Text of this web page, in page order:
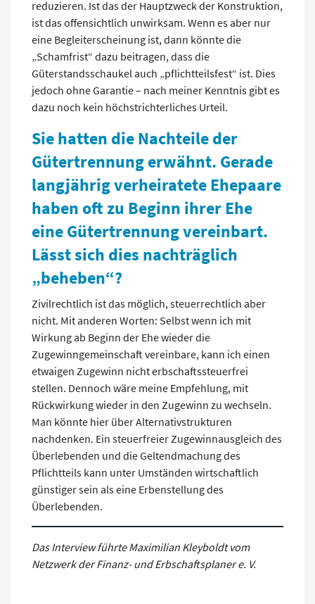
reduzieren. Ist das der Hauptzweck der Konstruktion,
ist das offensichtlich unwirksam. Wenn es aber nur
eine Begleiterscheinung ist, dann könnte die
„Schamfrist“ dazu beitragen, dass die
Güterstandsschaukel auch „pflichtteilsfest“ ist. Dies
jedoch ohne Garantie – nach meiner Kenntnis gibt es
dazu noch kein höchstrichterliches Urteil.
Sie hatten die Nachteile der
Gütertrennung erwähnt. Gerade
langjährig verheiratete Ehepaare
haben oft zu Beginn ihrer Ehe
eine Gütertrennung vereinbart.
Lässt sich dies nachträglich
„beheben“?
Zivilrechtlich ist das möglich, steuerrechtlich aber
nicht. Mit anderen Worten: Selbst wenn ich mit
Wirkung ab Beginn der Ehe wieder die
Zugewinngemeinschaft vereinbare, kann ich einen
etwaigen Zugewinn nicht erbschaftssteuerfrei
stellen. Dennoch wäre meine Empfehlung, mit
Rückwirkung wieder in den Zugewinn zu wechseln.
Man könnte hier über Alternativstrukturen
nachdenken. Ein steuerfreier Zugewinnausgleich des
Überlebenden und die Geltendmachung des
Pflichtteils kann unter Umständen wirtschaftlich
günstiger sein als eine Erbenstellung des
Überlebenden.
Das Interview führte Maximilian Kleyboldt vom
Netzwerk der Finanz- und Erbschaftsplaner e. V.